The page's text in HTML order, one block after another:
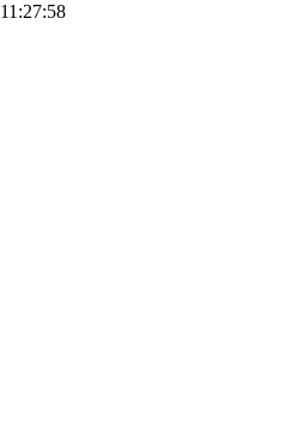
11:27:58